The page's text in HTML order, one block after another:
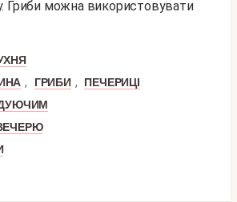
Гриби можна використовувати
, ГРИБИ ,
ПЕЧЕРИЦІ